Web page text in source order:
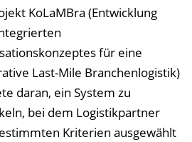
KoLaMBra (Entwicklung
für eine
Last-Mile Branchenlogistik)
daran, ein System zu
bei dem Logistikpartner
Kriterien ausgewählt